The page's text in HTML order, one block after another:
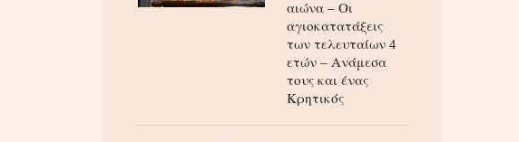
αιώνα – Οι
αγιοκατατάξεις
των τελευταίων 4
ετών – Ανάμεσα
τους και ένας
Κρητικός